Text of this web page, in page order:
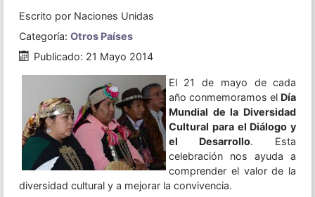
Escrito por Naciones Unidas
Categoría: Otros Países
Publicado: 21 Mayo 2014
El 21 de mayo de cada
año conmemoramos el Día
Mundial de la Diversidad
Cultural para el Diálogo y
el Desarrollo. Esta
celebración nos ayuda a
comprender el valor de la
diversidad cultural y a mejorar la convivencia.